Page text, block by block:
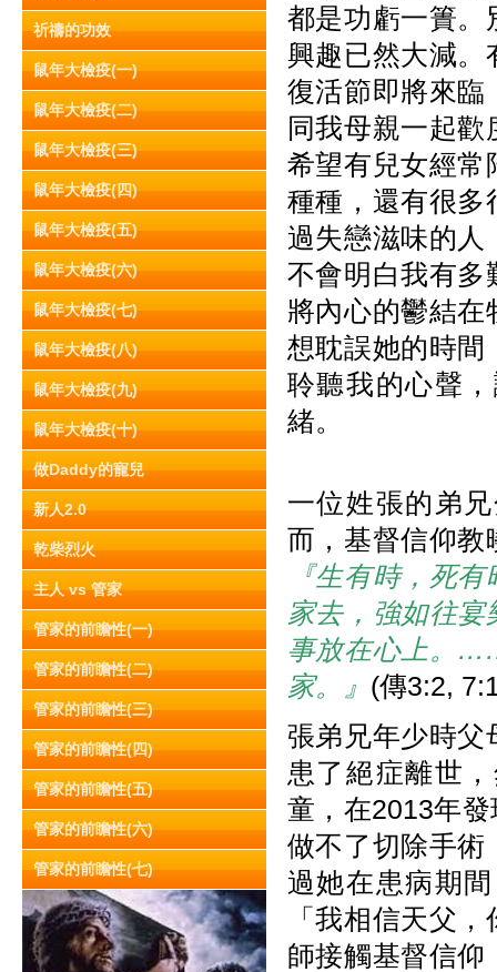
祈禱的功效
鼠年大檢疫(一)
鼠年大檢疫(二)
鼠年大檢疫(三)
鼠年大檢疫(四)
鼠年大檢疫(五)
鼠年大檢疫(六)
鼠年大檢疫(七)
鼠年大檢疫(八)
鼠年大檢疫(九)
鼠年大檢疫(十)
做Daddy的寵兒
新人2.0
乾柴烈火
主人 vs 管家
管家的前瞻性(一)
管家的前瞻性(二)
管家的前瞻性(三)
管家的前瞻性(四)
管家的前瞻性(五)
管家的前瞻性(六)
管家的前瞻性(七)
都是功虧一簣。
興趣已然大減。
復活節即將來臨
同我母親一起
希望有兒女經常
種種，還有很多
過失戀滋味的人
不會明白我有多
將內心的鬱結在
想耽誤她的時間
聆聽我的心聲
緒。
一位姓張的弟
而，基督信仰教
『生有時，死有
家去，強如往
事放在心上。
家。』 (傳3:2,
張弟兄年少時父
患了絕症離世
童，在2013年
做不了切除手術
過她在患病期
「我相信天父
師接觸基督信仰